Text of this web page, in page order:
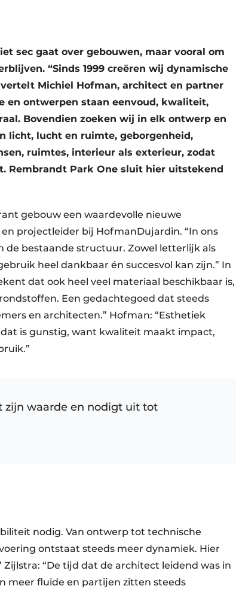
sec gaat over gebouwen, maar vooral om
“Sinds 1999 creëren wij dynamische
Michiel Hofman, architect en partner
en ontwerpen staan eenvoud, kwaliteit,
Bovendien zoeken wij in elk ontwerp en
licht, lucht en ruimte, geborgenheid,
ruimtes, interieur als exterieur, zodat
Park One sluit hier uitstekend
gebouw een waardevolle nieuwe
projectleider bij HofmanDujardin. “In ons
bestaande structuur. Zowel letterlijk als
heel dankbaar én succesvol kan zijn.” In
dat ook heel veel materiaal beschikbaar is,
Een gedachtegoed dat steeds
en architecten.” Hofman: “Esthetiek
is gunstig, want kwaliteit maakt impact,
zijn waarde en nodigt uit tot
nodig. Van ontwerp tot technische
ontstaat steeds meer dynamiek. Hier
“De tijd dat de architect leidend was in
meer fluïde en partijen zitten steeds